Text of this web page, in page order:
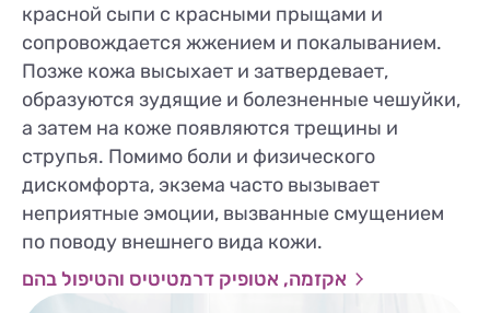
красной сыпи с красными прыщами и
сопровождается жжением и покалыванием.
Позже кожа высыхает и затвердевает,
образуются зудящие и болезненные чешуйки,
а затем на коже появляются трещины и
струпья. Помимо боли и физического
дискомфорта, экзема часто вызывает
неприятные эмоции, вызванные смущением
по поводу внешнего вида кожи.
אקזמה, אטופיק דרמטיטיס והטיפול בהם